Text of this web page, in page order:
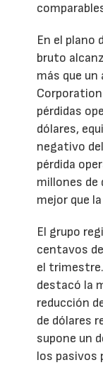
En el plano
bruto
más que un
pérdidas
dólares,
negativo
pérdida
millones de
mejor que
El grupo
centavos
el
destacó la
reducción
de dólares
supone un
los pasivos